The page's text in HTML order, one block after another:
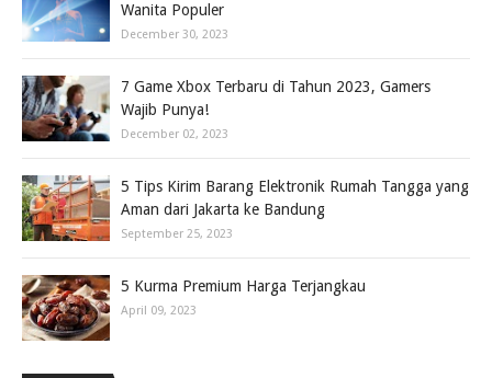
Wanita Populer
December 30, 2023
7 Game Xbox Terbaru di Tahun 2023, Gamers
Wajib Punya!
December 02, 2023
5 Tips Kirim Barang Elektronik Rumah Tangga yang
Aman dari Jakarta ke Bandung
September 25, 2023
5 Kurma Premium Harga Terjangkau
April 09, 2023